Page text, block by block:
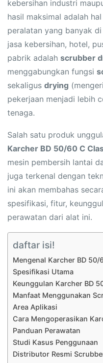
kebersihan industri
hasil maksimal adalah
peralatan yang banyak
jasa kebersihan, hotel,
pabrik adalah scrubber
menggabungkan fungsi
sekaligus drying
pekerjaan menjadi lebih
tenaga.
Salah satu produk
Karcher BD 50/60 C
mesin pembersih lantai
juga terkenal dengan
ini akan membahas
spesifikasi, fitur,
perawatan dari alat ini.
daftar isi!
Mengenal Karcher BD 50/
Spesifikasi Utama
Keunggulan Karcher BD
Manfaat Menggunakan
Area Aplikasi
Cara Mengoperasikan
Panduan Perawatan
Studi Kasus Penggunaan
Distributor Resmi